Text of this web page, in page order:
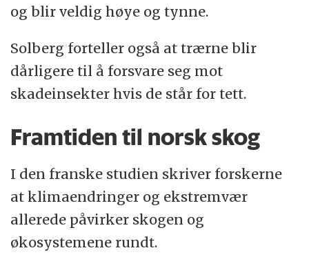
og blir veldig høye og tynne.
Solberg forteller også at trærne blir
dårligere til å forsvare seg mot
skadeinsekter hvis de står for tett.
Framtiden til norsk skog
I den franske studien skriver forskerne
at klimaendringer og ekstremvær
allerede påvirker skogen og
økosystemene rundt.